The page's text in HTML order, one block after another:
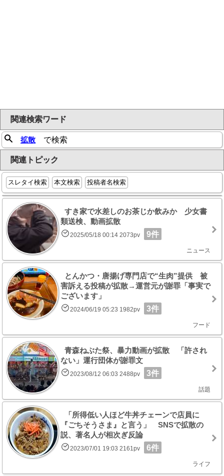
関連検索ワード
拡散 で検索
関連トピック
スレタイ検索 本文検索 投稿者名検索
すき家で水差しのお茶じか飲みか 少女書
類送検、動画拡散
2025/05/18 00:14 2073pv 9件
ニュース
とんかつ・唐揚げ専門店で“生肉”提供 被
害訴える投稿が拡散→運営元が謝罪「事実で
ございます」
2024/06/19 05:23 1982pv 3件
フード
青森ねぶた祭、暴力動画が拡散 「許され
ない」運行団体が謝罪文
2023/08/12 06:03 2488pv 3件
話題
「所得低い人ほど牛丼チェーンで店員に
『ごちそうさま』と言う」 SNSで拡散の
説、著名人が相次ぎ反論
2023/07/01 19:03 2161pv 6件
ライフ